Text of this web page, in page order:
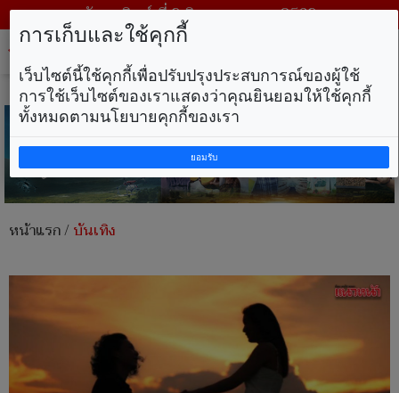
วันอาทิตย์ ที่ 9 สิงหาคม พ.ศ. 2569
หน้าแรก/บันเทิง
การเก็บและใช้คุกกี้
เว็บไซต์นี้ใช้คุกกี้เพื่อปรับปรุงประสบการณ์ของผู้ใช้
การใช้เว็บไซต์ของเราแสดงว่าคุณยินยอมให้ใช้คุกกี้
ทั้งหมดตามนโยบายคุกกี้ของเรา
ยอมรับ